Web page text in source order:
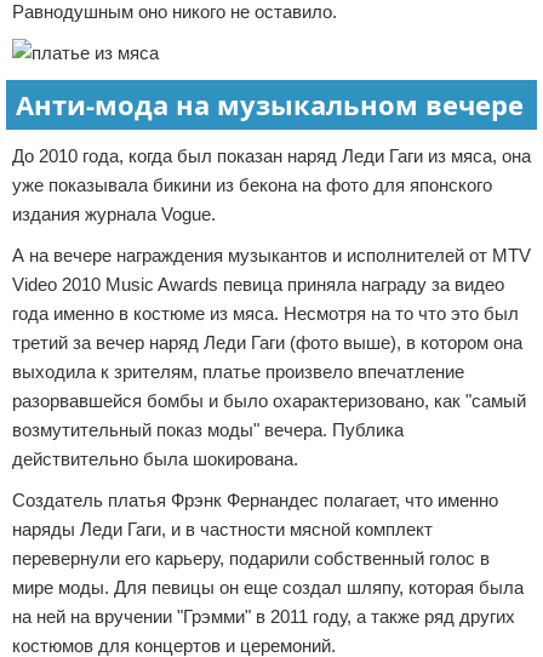
Равнодушным оно никого не оставило.
Анти-мода на музыкальном вечере
До 2010 года, когда был показан наряд Леди Гаги из мяса, она
уже показывала бикини из бекона на фото для японского
издания журнала Vogue.
А на вечере награждения музыкантов и исполнителей от MTV
Video 2010 Music Awards певица приняла награду за видео
года именно в костюме из мяса. Несмотря на то что это был
третий за вечер наряд Леди Гаги (фото выше), в котором она
выходила к зрителям, платье произвело впечатление
разорвавшейся бомбы и было охарактеризовано, как "самый
возмутительный показ моды" вечера. Публика
действительно была шокирована.
Создатель платья Фрэнк Фернандес полагает, что именно
наряды Леди Гаги, и в частности мясной комплект
перевернули его карьеру, подарили собственный голос в
мире моды. Для певицы он еще создал шляпу, которая была
на ней на вручении "Грэмми" в 2011 году, а также ряд других
костюмов для концертов и церемоний.